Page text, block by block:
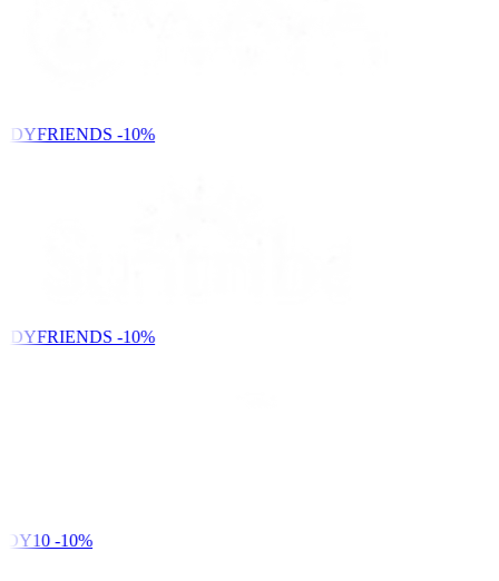
-10%
-10%
-10%